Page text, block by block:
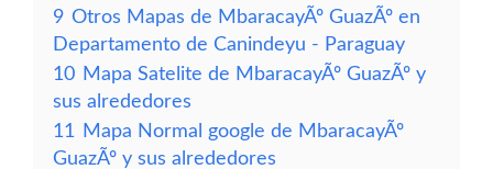
9 Otros Mapas de MbaracayÃº GuazÃº en
Departamento de Canindeyu - Paraguay
10 Mapa Satelite de MbaracayÃº GuazÃº y
sus alrededores
11
Mapa Normal google de MbaracayÃº
GuazÃº y sus alrededores